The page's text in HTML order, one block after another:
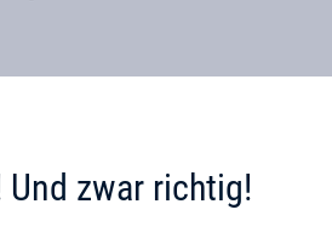
zwar richtig!